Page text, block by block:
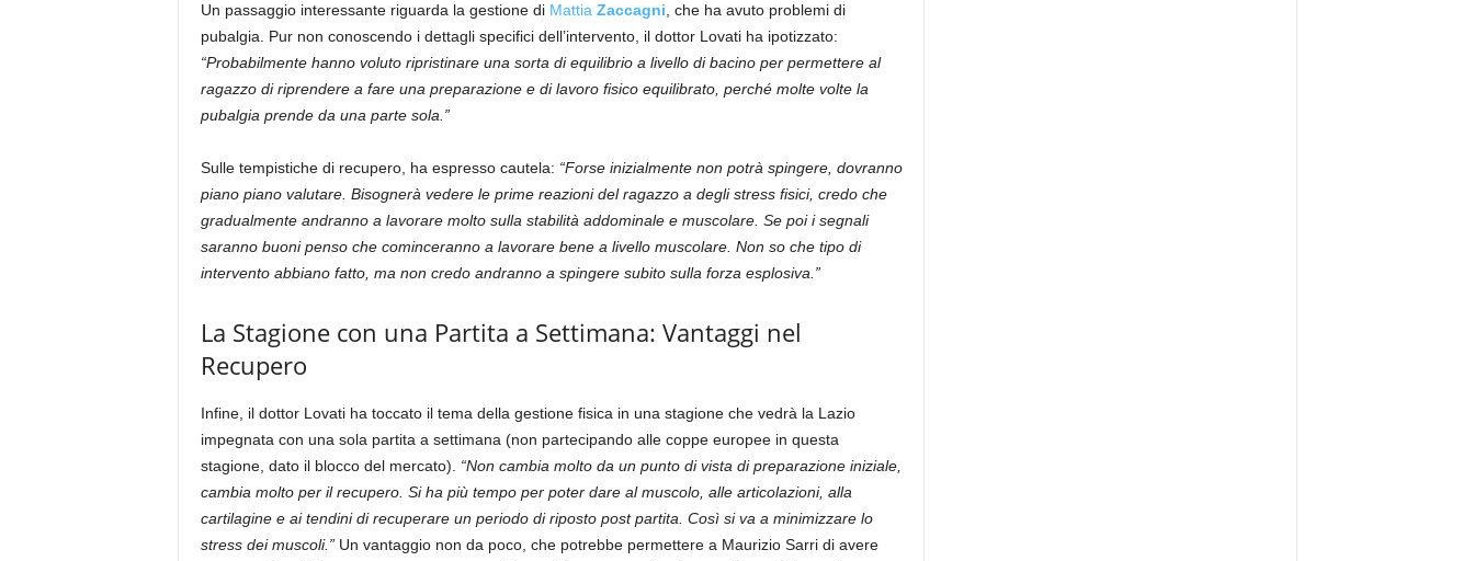
Un passaggio interessante riguarda la gestione di Mattia Zaccagni , che ha avuto problemi di
pubalgia. Pur non conoscendo i dettagli specifici dell’intervento, il dottor Lovati ha ipotizzato:
“Probabilmente hanno voluto ripristinare una sorta di equilibrio a livello di bacino per permettere al
ragazzo di riprendere a fare una preparazione e di lavoro fisico equilibrato, perché molte volte la
pubalgia prende da una parte sola.”
Sulle tempistiche di recupero, ha espresso cautela: “Forse inizialmente non potrà spingere, dovranno
piano piano valutare. Bisognerà vedere le prime reazioni del ragazzo a degli stress fisici, credo che
gradualmente andranno a lavorare molto sulla stabilità addominale e muscolare. Se poi i segnali
saranno buoni penso che cominceranno a lavorare bene a livello muscolare. Non so che tipo di
intervento abbiano fatto, ma non credo andranno a spingere subito sulla forza esplosiva.”
La Stagione con una Partita a Settimana: Vantaggi nel
Recupero
Infine, il dottor Lovati ha toccato il tema della gestione fisica in una stagione che vedrà la Lazio
impegnata con una sola partita a settimana (non partecipando alle coppe europee in questa
stagione, dato il blocco del mercato). “Non cambia molto da un punto di vista di preparazione iniziale,
cambia molto per il recupero. Si ha più tempo per poter dare al muscolo, alle articolazioni, alla
cartilagine e ai tendini di recuperare un periodo di riposto post partita. Così si va a minimizzare lo
stress dei muscoli.”Un vantaggio non da poco, che potrebbe permettere a Maurizio Sarri di avere